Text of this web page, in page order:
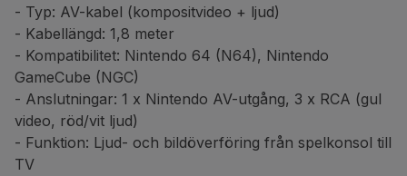
- Typ: AV-kabel (kompositvideo + ljud)
- Kabellängd: 1,8 meter
- Kompatibilitet: Nintendo 64 (N64), Nintendo
GameCube (NGC)
- Anslutningar: 1 x Nintendo AV-utgång, 3 x RCA (gul
video, röd/vit ljud)
- Funktion: Ljud- och bildöverföring från spelkonsol till
TV